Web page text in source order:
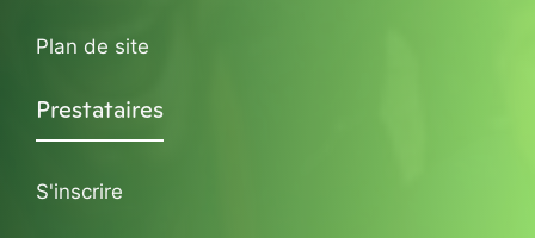
Plan de site
Prestataires
S'inscrire